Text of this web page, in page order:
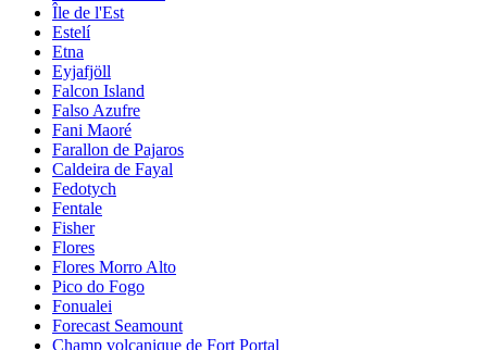
Île de l'Est
Estelí
Etna
Eyjafjöll
Falcon Island
Falso Azufre
Fani Maoré
Farallon de Pajaros
Caldeira de Fayal
Fedotych
Fentale
Fisher
Flores
Flores Morro Alto
Pico do Fogo
Fonualei
Forecast Seamount
Champ volcanique de Fort Portal